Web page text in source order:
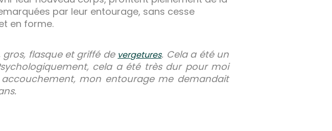
par leur entourage, sans cesse
en forme.
flasque et griffé de vergetures. Cela a été un
cela a été très dur pour moi
mon entourage me demandait